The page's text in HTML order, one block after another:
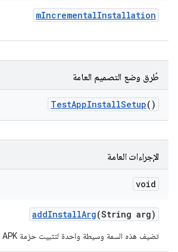
mIncrementalInstallation
طُرق وضع التصميم العامة
TestAppInstallSetup()
الإجراءات العامة
void
addInstallArg(String arg)
تضيف هذه السمة وسيطة واحدة لتثبيت حزمة APK سيتم استخدامها.